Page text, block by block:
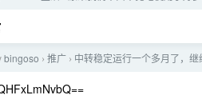
bingoso › 推广 › 中转稳定运行一个多月了，继